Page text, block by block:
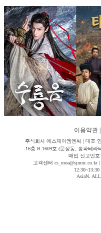
이용약관
주식회사 에스제이엠엔씨 | 대표
16층 B-1609호 (문정동, 송파테라
매업 신고번호
고객센터 cs_moa@sjmnc.co.kr
AsiaN.